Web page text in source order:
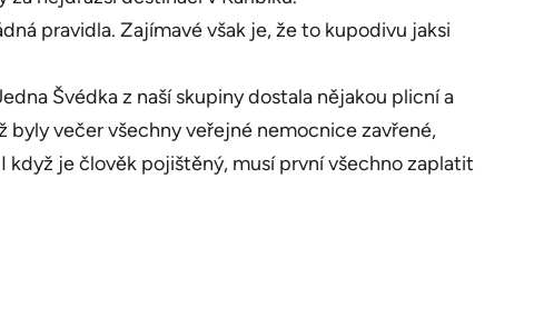
pravidla. Zajímavé však je, že to kupodivu jaksi
Švédka z naší skupiny dostala nějakou plicní a
večer všechny veřejné nemocnice zavřené,
když je člověk pojištěný, musí první všechno zaplatit